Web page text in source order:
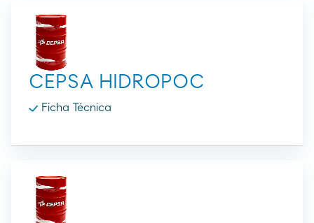
CEPSA HIDROPOC
Ficha Técnica